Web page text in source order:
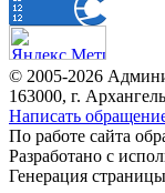
© 2005-2026
163000, г.
Написать
По работе сайта
Разработано с
Генерация